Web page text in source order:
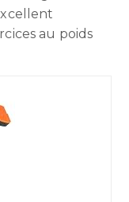
au poids